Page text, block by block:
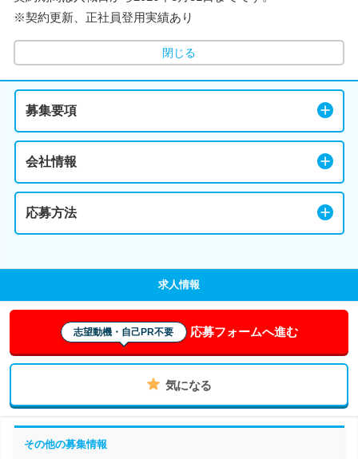
※契約更新、正社員登用実績あり
閉じる
募集要項
会社情報
応募方法
求人情報
志望動機・自己PR不要 応募フォームへ進む
気になる
その他の募集情報